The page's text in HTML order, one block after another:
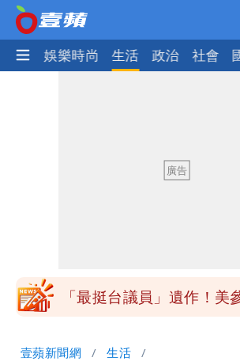
熱門 娛樂時尚 生活 政治 社會
盪 這幾區飆豪雨
「最挺台議員」遺作！美
壹蘋新聞網 生活